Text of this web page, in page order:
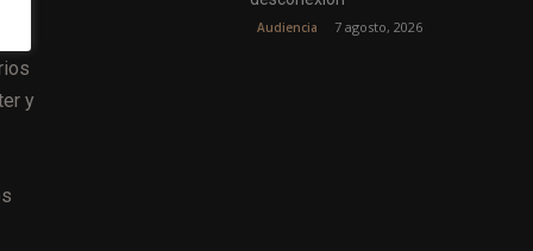
y
Audiencia 7 agosto, 2026